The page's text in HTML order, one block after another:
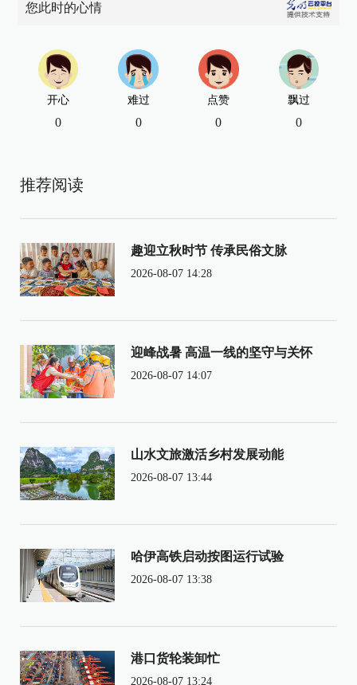
您此时的心情
开心
0
难过
0
点赞
0
飘过
0
推荐阅读
趣迎立秋时节 传承民俗文脉
2026-08-07 14:28
迎峰战暑 高温一线的坚守与关怀
2026-08-07 14:07
山水文旅激活乡村发展动能
2026-08-07 13:44
哈伊高铁启动按图运行试验
2026-08-07 13:38
港口货轮装卸忙
2026-08-07 13:24